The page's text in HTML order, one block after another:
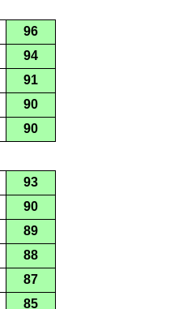
96
94
91
90
90
93
90
89
88
87
85